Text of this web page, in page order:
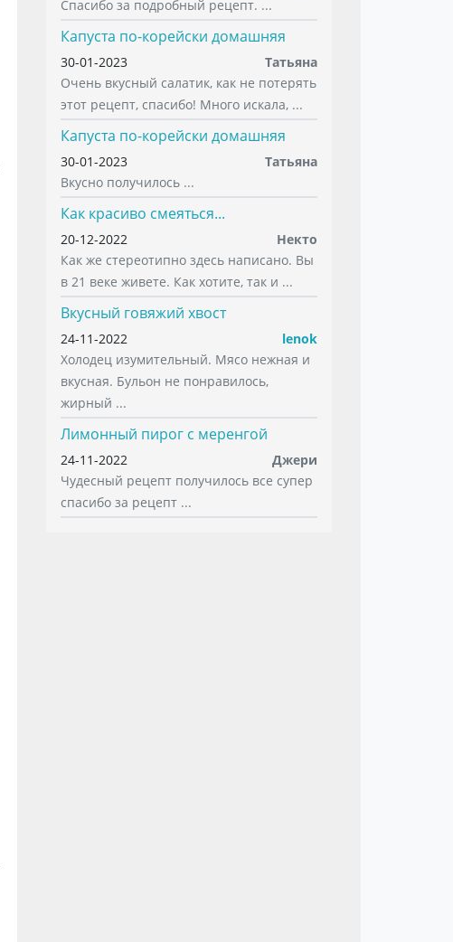
Спасибо за подробный рецепт. ...
Капуста по-корейски домашняя
30-01-2023
Татьяна
Очень вкусный салатик, как не потерять
этот рецепт, спасибо! Много искала, ...
Капуста по-корейски домашняя
30-01-2023
Татьяна
Вкусно получилось ...
Как красиво смеяться...
20-12-2022
Некто
Как же стереотипно здесь написано. Вы
в 21 веке живете. Как хотите, так и ...
Вкусный говяжий хвост
24-11-2022
lenok
Холодец изумительный. Мясо нежная и
вкусная. Бульон не понравилось,
жирный ...
Лимонный пирог с меренгой
24-11-2022
Джери
Чудесный рецепт получилось все супер
спасибо за рецепт ...